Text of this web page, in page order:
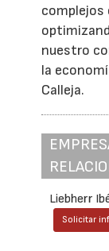
complejos
nuestro
la
Calleja.
Liebherr
Solicitar